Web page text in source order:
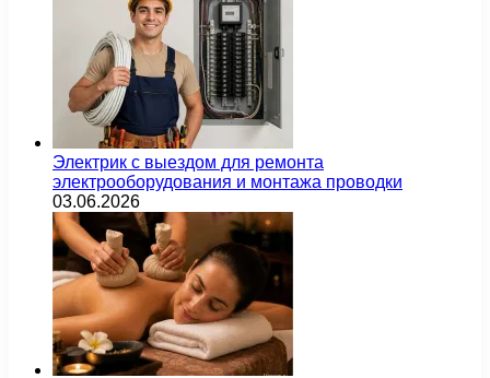
Электрик с выездом для ремонта
электрооборудования и монтажа проводки
03.06.2026